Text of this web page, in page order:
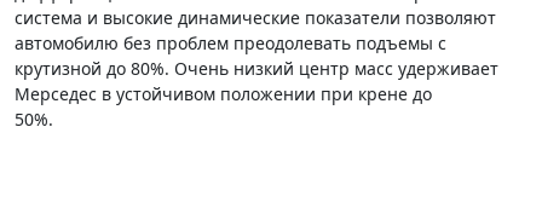
система и высокие динамические показатели позволяют
автомобилю без проблем преодолевать подъемы с
крутизной до 80%. Очень низкий центр масс удерживает
Мерседес в устойчивом положении при крене до
50%.